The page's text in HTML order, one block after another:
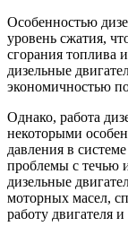
Особенностью
уровень сжатия,
сгорания топлива
дизельные
экономичностью
Однако, работа
некоторыми
давления в
проблемы с течью
дизельные
моторных масел,
работу двигателя